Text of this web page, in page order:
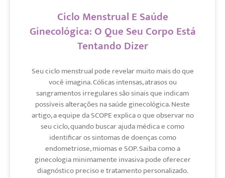
Ciclo Menstrual E Saúde
Ginecológica: O Que Seu Corpo Está
Tentando Dizer
Seu ciclo menstrual pode revelar muito mais do que
você imagina. Cólicas intensas, atrasos ou
sangramentos irregulares são sinais que indicam
possíveis alterações na saúde ginecológica. Neste
artigo, a equipe da SCOPE explica o que observar no
seu ciclo, quando buscar ajuda médica e como
identificar os sintomas de doenças como
endometriose, miomas e SOP. Saiba como a
ginecologia minimamente invasiva pode oferecer
diagnóstico preciso e tratamento personalizado.